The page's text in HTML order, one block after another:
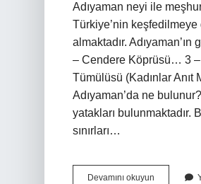
Adıyaman neyi ile
Türkiye’nin
almaktadır.
– Cendere Köprüsü… 3
Tümülüsü (Kadınlar
Adıyaman’da ne
yatakları bulunmaktadır.
sınırları…
Devamını okuyun